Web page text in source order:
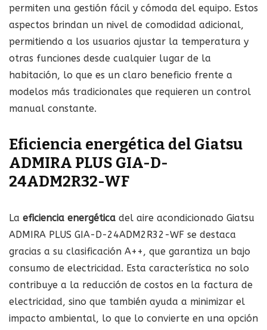
permiten una gestión fácil y cómoda del equipo. Estos
aspectos brindan un nivel de comodidad adicional,
permitiendo a los usuarios ajustar la temperatura y
otras funciones desde cualquier lugar de la
habitación, lo que es un claro beneficio frente a
modelos más tradicionales que requieren un control
manual constante.
Eficiencia energética del Giatsu
ADMIRA PLUS GIA-D-
24ADM2R32-WF
La eficiencia energética del aire acondicionado Giatsu
ADMIRA PLUS GIA-D-24ADM2R32-WF se destaca
gracias a su clasificación A++, que garantiza un bajo
consumo de electricidad. Esta característica no solo
contribuye a la reducción de costos en la factura de
electricidad, sino que también ayuda a minimizar el
impacto ambiental, lo que lo convierte en una opción